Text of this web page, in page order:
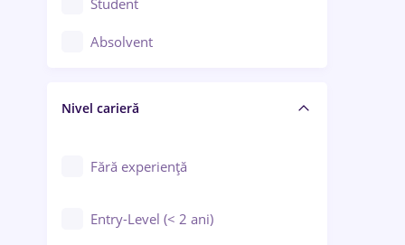
Controlul calității
Educație / Training / Arte
Student
Absolvent
Nivel carieră
Fără experiență
Entry-Level (< 2 ani)